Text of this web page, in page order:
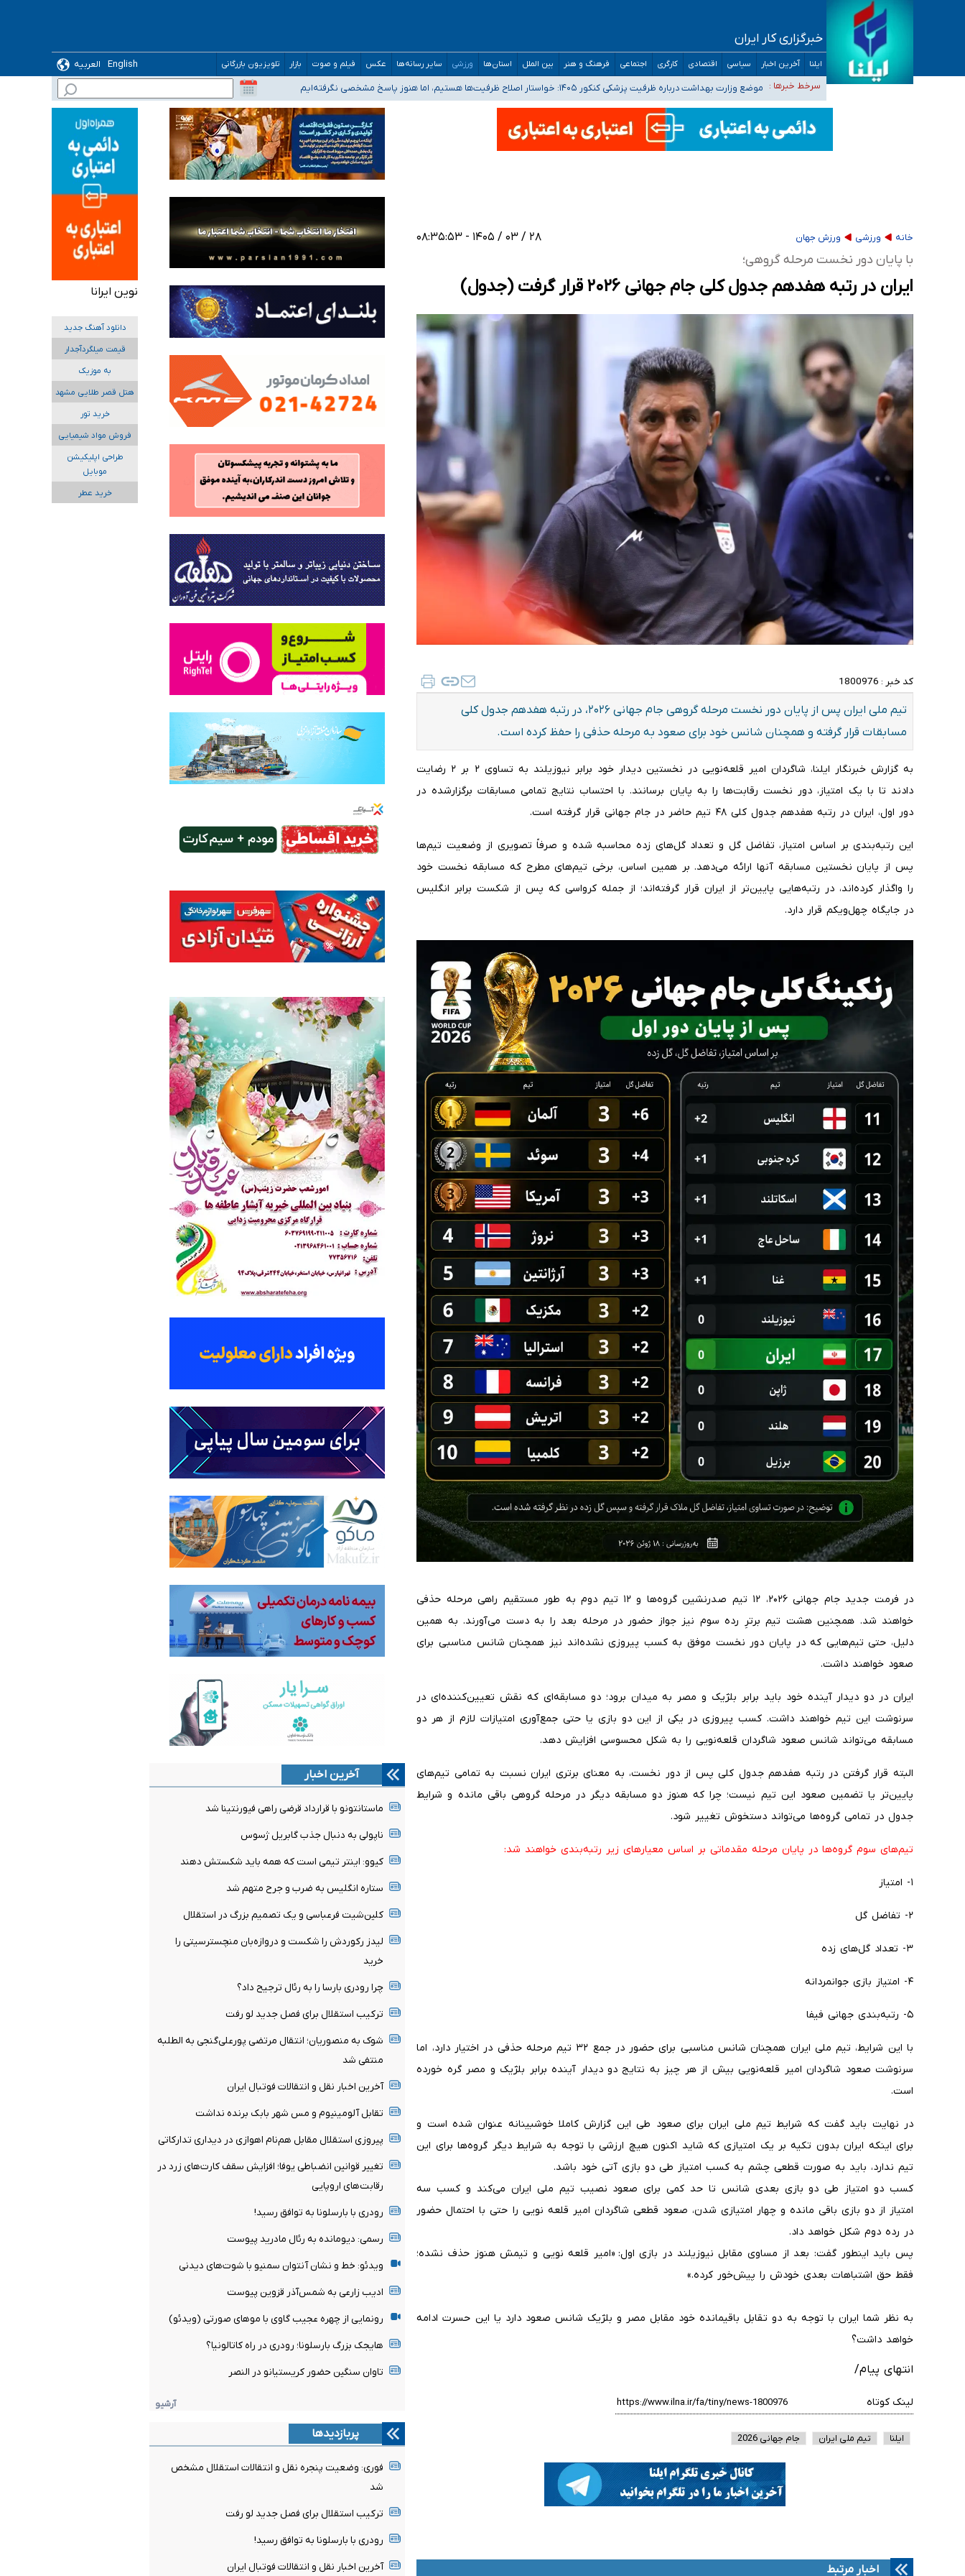
خبرگزاری کار ایران
ایلنا آخرین اخبار سیاسی اقتصادی کارگری اجتماعی فرهنگ و هنر بین الملل استان‌ها ورزشی سایر رسانه‌ها عکس فیلم و صوت بازار تلویزیون بازرگانی English
العربیه
سرخط خبرها :
۴۰ تا ۵۰ روز گرمای نسبی در پیش داریم/ دمای تهران به ۳۸ درجه می‌رسد
موضع وزارت بهداشت درباره ظرفیت پزشکی کنکور ۱۴۰۵: خواستار اصلاح ظرفیت‌ها هستیم، اما هنوز پاسخ مشخصی نگرفته‌ایم
تعویق آزمون ورودی دکترای تخصصی فرماندهی صحنه عملیات و دکترای تخصصی جغرافیای نظامی دافوس آجا
خبرنگاران راویان حقیقت با دغدغه نان، مسکن و بیمه
آخرین وضعیت شیوع عفونت‌های تنفسی در کشور/ خوزستان و کرمان بالاتر از آستانه هشدار
خانه ورزشی ورزش جهان ۲۸ / ۰۳ / ۱۴۰۵ - ۰۸:۳۵:۵۳
با پایان دور نخست مرحله گروهی؛
ایران در رتبه هفدهم جدول کلی جام جهانی ۲۰۲۶ قرار گرفت (جدول)
کد خبر : 1800976
تیم ملی ایران پس از پایان دور نخست مرحله گروهی جام جهانی ۲۰۲۶، در رتبه هفدهم جدول کلی
مسابقات قرار گرفته و همچنان شانس خود برای صعود به مرحله حذفی را حفظ کرده است.
به گزارش خبرنگار ایلنا، شاگردان امیر قلعه‌نویی در نخستین دیدار خود برابر نیوزیلند به تساوی ۲ بر ۲ رضایت
دادند تا با یک امتیاز، دور نخست رقابت‌ها را به پایان برسانند. با احتساب نتایج تمامی مسابقات برگزارشده در
دور اول، ایران در رتبه هفدهم جدول کلی ۴۸ تیم حاضر در جام جهانی قرار گرفته است.
این رتبه‌بندی بر اساس امتیاز، تفاضل گل و تعداد گل‌های زده محاسبه شده و صرفاً تصویری از وضعیت تیم‌ها
پس از پایان نخستین مسابقه آنها ارائه می‌دهد. بر همین اساس، برخی تیم‌های مطرح که مسابقه نخست خود
را واگذار کرده‌اند، در رتبه‌هایی پایین‌تر از ایران قرار گرفته‌اند؛ از جمله کرواسی که پس از شکست برابر انگلیس
در جایگاه چهل‌ویکم قرار دارد.
در فرمت جدید جام جهانی ۲۰۲۶، ۱۲ تیم صدرنشین گروه‌ها و ۱۲ تیم دوم به طور مستقیم راهی مرحله حذفی
خواهند شد. همچنین هشت تیم برترِ رده سوم نیز جواز حضور در مرحله بعد را به دست می‌آورند. به همین
دلیل، حتی تیم‌هایی که در پایان دور نخست موفق به کسب پیروزی نشده‌اند نیز همچنان شانس مناسبی برای
صعود خواهند داشت.
ایران در دو دیدار آینده خود باید برابر بلژیک و مصر به میدان برود؛ دو مسابقه‌ای که نقش تعیین‌کننده‌ای در
سرنوشت این تیم خواهند داشت. کسب پیروزی در یکی از این دو بازی یا حتی جمع‌آوری امتیازات لازم از هر دو
مسابقه می‌تواند شانس صعود شاگردان قلعه‌نویی را به شکل محسوسی افزایش دهد.
البته قرار گرفتن در رتبه هفدهم جدول کلی پس از دور نخست، به معنای برتری ایران نسبت به تمامی تیم‌های
پایین‌تر یا تضمین صعود این تیم نیست؛ چرا که هنوز دو مسابقه دیگر در مرحله گروهی باقی مانده و شرایط
جدول در تمامی گروه‌ها می‌تواند دستخوش تغییر شود.
تیم‌های سوم گروه‌ها در پایان مرحله مقدماتی بر اساس معیارهای زیر رتبه‌بندی خواهند شد:
۱- امتیاز
۲- تفاضل گل
۳- تعداد گل‌های زده
۴- امتیاز بازی جوانمردانه
۵- رتبه‌بندی جهانی فیفا
با این شرایط، تیم ملی ایران همچنان شانس مناسبی برای حضور در جمع ۳۲ تیم مرحله حذفی در اختیار دارد، اما
سرنوشت صعود شاگردان امیر قلعه‌نویی بیش از هر چیز به نتایج دو دیدار آینده برابر بلژیک و مصر گره خورده
است.
در نهایت باید گفت که شرایط تیم ملی ایران برای صعود طی این گزارش کاملا خوشبینانه عنوان شده است و
برای اینکه ایران بدون تکیه بر یک امتیازی که شاید اکنون هیچ ارزشی با توجه به شرایط دیگر گروه‌ها برای این
تیم ندارد، باید به صورت قطعی چشم به کسب امتیاز طی دو بازی آتی خود باشد.
کسب دو امتیاز طی دو بازی بعدی شانس تا حد کمی برای صعود نصیب تیم ملی ایران می‌کند و کسب سه
امتیاز از دو بازی باقی مانده و چهار امتیازی شدن، صعود قطعی شاگردان امیر قلعه نویی را حتی با احتمال حضور
در رده دوم شکل خواهد داد.
پس باید اینطور گفت: بعد از مساوی مقابل نیوزیلند در بازی اول: «امیر قلعه نویی و تیمش هنوز حذف نشده؛
فقط حق اشتباهات بعدی خودش را پیش‌خور کرده.»
به نظر شما ایران با توجه به دو تقابل باقیمانده خود مقابل مصر و بلژیک شانس صعود دارد یا این حسرت ادامه
خواهد داشت؟
انتهای پیام/
لینک کوتاه
ایلنا تیم ملی ایران جام جهانی 2026
اخبار مرتبط
آخرین اخبار
ماستانتونو با قرارداد قرضی راهی فیورنتینا شد
ناپولی به دنبال جذب گابریل ژسوس
کیوو: اینتر تیمی است که همه باید شکستش دهند
ستاره انگلیس به ضرب و جرح متهم شد
کلین‌شیت فرعباسی و یک تصمیم بزرگ در استقلال
لیدز رکوردش را شکست و دروازه‌بان منچسترسیتی را
خرید
چرا رودری بارسا را به رئال ترجیح داد؟
ترکیب استقلال برای فصل جدید لو رفت
شوک به منصوریان؛ انتقال مرتضی پورعلی‌گنجی به الطلبه
منتفی شد
آخرین اخبار نقل و انتقالات فوتبال ایران
تقابل آلومینیوم و مس شهر بابک برنده نداشت
پیروزی استقلال مقابل هم‌نام اهوازی در دیداری تدارکاتی
تغییر قوانین انضباطی یوفا؛ افزایش سقف کارت‌های زرد در
رقابت‌های اروپایی
رودری با بارسلونا به توافق رسید!
رسمی: دیومانده به رئال مادرید پیوست
ویدئو: خط و نشان آنتوان سمنیو با شوت‌های دیدنی
ادیب زارعی به شمس‌آذر قزوین پیوست
رونمایی از چهره عجیب گاوی با موهای صورتی (ویدئو)
هایجک بزرگ بارسلونا؛ رودری در راه کاتالونیا؟
تاوان سنگین حضور کریستیانو در النصر
آرشیو
پربازدیدها
فوری: وضعیت پنجره نقل و انتقالات استقلال مشخص
شد
ترکیب استقلال برای فصل جدید لو رفت
رودری با بارسلونا به توافق رسید!
آخرین اخبار نقل و انتقالات فوتبال ایران
نوین ایرانا
دانلود آهنگ جدید
قیمت میلگردآجدار
به موزیک
هتل قصر طلایی مشهد
خرید تور
فروش مواد شیمیایی
طراحی اپلیکیشن
موبایل
خرید عطر